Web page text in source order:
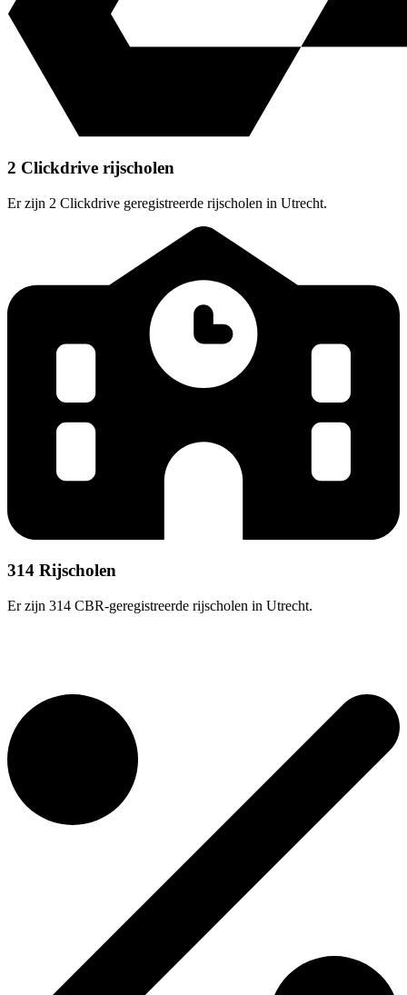
2 Clickdrive rijscholen
Er zijn 2 Clickdrive geregistreerde rijscholen in Utrecht.
314 Rijscholen
Er zijn 314 CBR-geregistreerde rijscholen in Utrecht.